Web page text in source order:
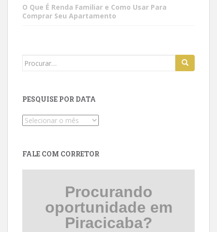
O Que É Renda Familiar e Como Usar Para
Comprar Seu Apartamento
Search
PESQUISE POR DATA
Pesquise
FALE COM CORRETOR
Procurando
oportunidade em
Piracicaba?